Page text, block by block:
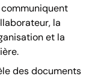
la
et la
des documents